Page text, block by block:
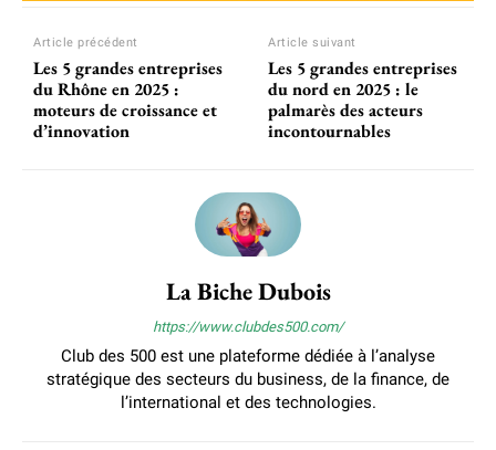
Article précédent
Les 5 grandes entreprises
du Rhône en 2025 :
moteurs de croissance et
d’innovation
Article suivant
Les 5 grandes entreprises
du nord en 2025 : le
palmarès des acteurs
incontournables
La Biche Dubois
https://www.clubdes500.com/
Club des 500 est une plateforme dédiée à l’analyse
stratégique des secteurs du business, de la finance, de
l’international et des technologies.